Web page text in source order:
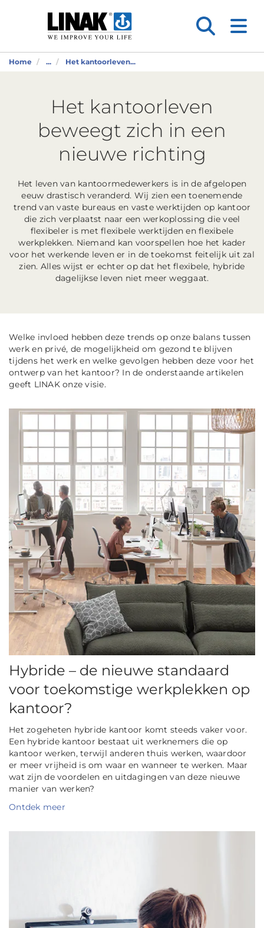
Home ... Het kantoorleven...
Het kantoorleven
beweegt zich in een
nieuwe richting
Het leven van kantoormedewerkers is in de afgelopen
eeuw drastisch veranderd. Wij zien een toenemende
trend van vaste bureaus en vaste werktijden op kantoor
die zich verplaatst naar een werkoplossing die veel
flexibeler is met flexibele werktijden en flexibele
werkplekken. Niemand kan voorspellen hoe het kader
voor het werkende leven er in de toekomst feitelijk uit zal
zien. Alles wijst er echter op dat het flexibele, hybride
dagelijkse leven niet meer weggaat.
Welke invloed hebben deze trends op onze balans tussen
werk en privé, de mogelijkheid om gezond te blijven
tijdens het werk en welke gevolgen hebben deze voor het
ontwerp van het kantoor? In de onderstaande artikelen
geeft LINAK onze visie.
Hybride – de nieuwe standaard
voor toekomstige werkplekken op
kantoor?
Het zogeheten hybride kantoor komt steeds vaker voor.
Een hybride kantoor bestaat uit werknemers die op
kantoor werken, terwijl anderen thuis werken, waardoor
er meer vrijheid is om waar en wanneer te werken. Maar
wat zijn de voordelen en uitdagingen van deze nieuwe
manier van werken?
Ontdek meer